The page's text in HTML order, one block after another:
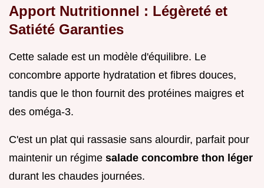
Apport Nutritionnel : Légèreté et
Satiété Garanties
Cette salade est un modèle d'équilibre. Le
concombre apporte hydratation et fibres douces,
tandis que le thon fournit des protéines maigres et
des oméga-3.
C'est un plat qui rassasie sans alourdir, parfait pour
maintenir un régime salade concombre thon léger
durant les chaudes journées.